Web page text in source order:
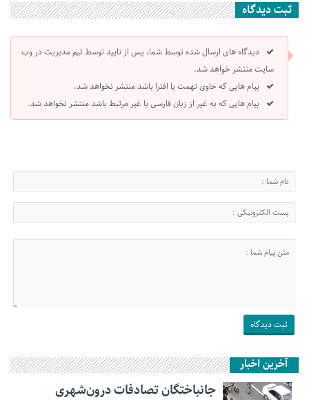
ثبت دیدگاه
دیدگاه های ارسال شده توسط شما، پس از تایید توسط تیم مدیریت در وب
سایت منتشر خواهد شد.
پیام هایی که حاوی تهمت یا افترا باشد منتشر نخواهد شد.
پیام هایی که به غیر از زبان فارسی یا غیر مرتبط باشد منتشر نخواهد شد.
آخرین اخبار
جانباختگان تصادفات درون‌شهری